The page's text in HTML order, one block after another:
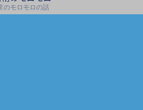
のモロモロの話